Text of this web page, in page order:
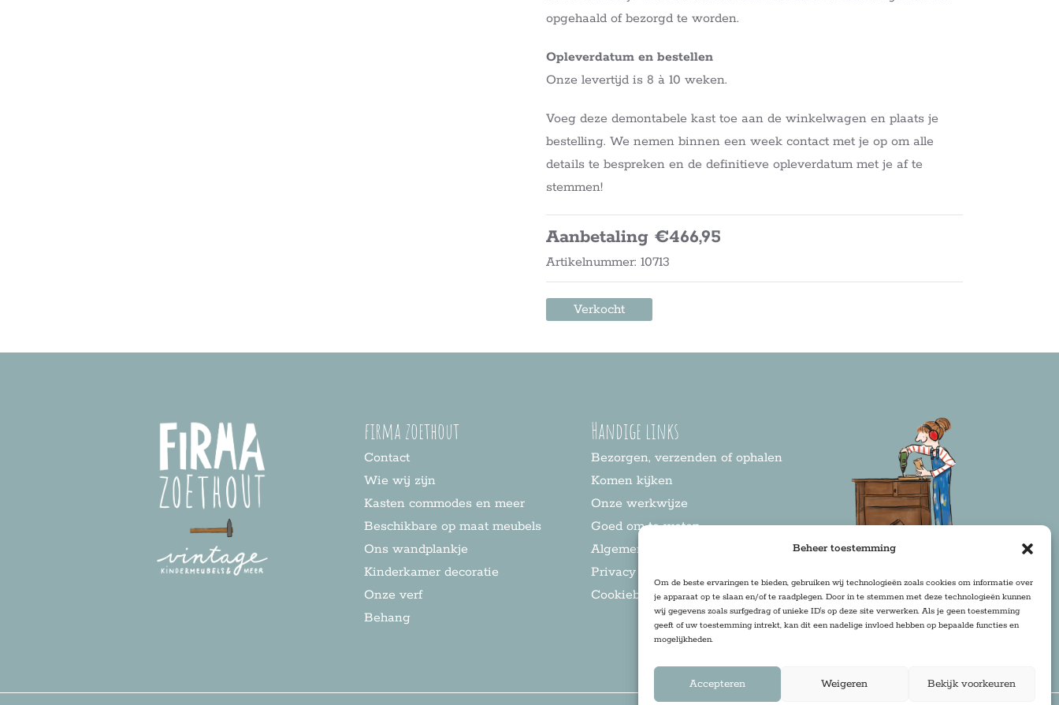
Beheer toestemming
Om de beste ervaringen te bieden, gebruiken wij technologieën zoals cookies om informatie over
je apparaat op te slaan en/of te raadplegen. Door in te stemmen met deze technologieën kunnen
wij gegevens zoals surfgedrag of unieke ID's op deze site verwerken. Als je geen toestemming
geeft of uw toestemming intrekt, kan dit een nadelige invloed hebben op bepaalde functies en
mogelijkheden.
Accepteren Weigeren Bekijk voorkeuren
opgehaald of bezorgd te worden.
Opleverdatum en bestellen
Onze levertijd is 8 à 10 weken.
Voeg deze demontabele kast toe aan de winkelwagen en plaats je
bestelling. We nemen binnen een week contact met je op om alle
details te bespreken en de definitieve opleverdatum met je af te
stemmen!
Aanbetaling €466,95
Artikelnummer: 10713
Verkocht
firma zoethout
Contact
Wie wij zijn
Kasten commodes en meer
Beschikbare op maat meubels
Ons wandplankje
Kinderkamer decoratie
Onze verf
Behang
Handige links
Bezorgen, verzenden of ophalen
Komen kijken
Onze werkwijze
Goed om te weten
Algemene voorwaarden
Privacy statement
Cookiebeleid